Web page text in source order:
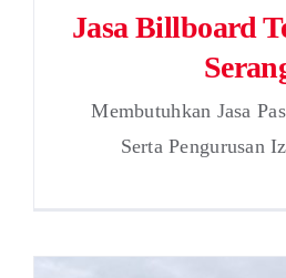
Jasa Billboard
Membutuhkan Jasa
Serta Pengurusan